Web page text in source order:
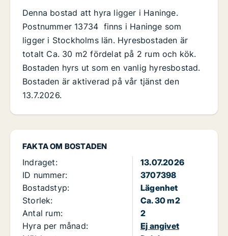
FAKTA OM BOSTADEN
Indraget:
13.07.2026
ID nummer:
3707398
Bostadstyp:
Lägenhet
Storlek:
Ca. 30 m2
Antal rum:
2
Hyra per månad:
Ej angivet
Denna bostad att hyra ligger i Haninge.
Postnummer 13734 finns i Haninge som
ligger i Stockholms län. Hyresbostaden är
totalt Ca. 30 m2 fördelat på 2 rum och kök.
Bostaden hyrs ut som en vanlig hyresbostad.
Bostaden är aktiverad på vår tjänst den
13.7.2026.